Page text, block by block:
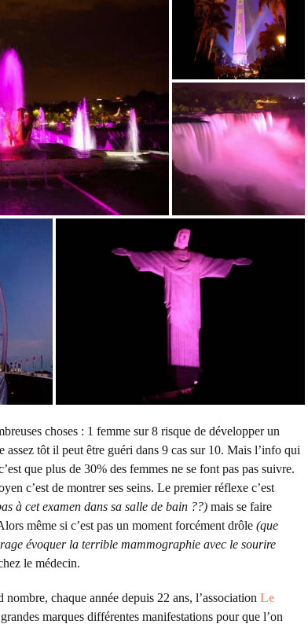
choses : 1 femme sur 8 risque de développer un
assez tôt il peut être guéri dans 9 cas sur 10. Mais l’info qui
que plus de 30% des femmes ne se font pas pas suivre.
c’est de montrer ses seins. Le premier réflexe c’est
à cet examen dans sa salle de bain ??) mais se faire
même si c’est pas un moment forcément drôle (que
évoquer la terrible mammographie avec le sourire
le médecin.
chaque année depuis 22 ans, l’association Le
marques différentes manifestations pour que l’on